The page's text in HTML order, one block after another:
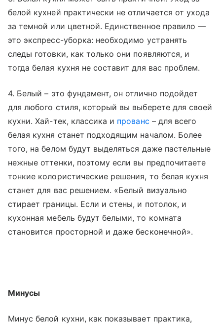
белой кухней практически не отличается от ухода
за темной или цветной. Единственное правило —
это экспресс-уборка: необходимо устранять
следы готовки, как только они появляются, и
тогда белая кухня не составит для вас проблем.
4. Белый – это фундамент, он отлично подойдет
для любого стиля, который вы выберете для своей
кухни. Хай-тек, классика и прованс – для всего
белая кухня станет подходящим началом. Более
того, на белом будут выделяться даже пастельные
нежные оттенки, поэтому если вы предпочитаете
тонкие колористические решения, то белая кухня
станет для вас решением. «Белый визуально
стирает границы. Если и стены, и потолок, и
кухонная мебель будут белыми, то комната
становится просторной и даже бесконечной».
Минусы
Минус белой кухни, как показывает практика,